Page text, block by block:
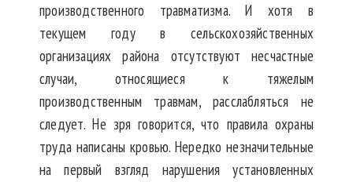
производственного травматизма. И хотя в
текущем году в сельскохозяйственных
организациях района отсутствуют несчастные
случаи, относящиеся к тяжелым
производственным травмам, расслабляться не
следует. Не зря говорится, что правила охраны
труда написаны кровью. Нередко незначительные
на первый взгляд нарушения установленных